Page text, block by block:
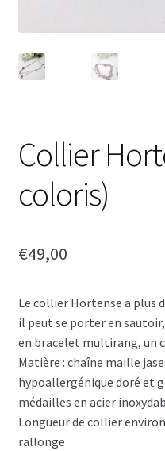
Collier
coloris)
€49,00
Le collier Hortense a plus
il peut se porter en
en bracelet multirang, un
Matière : chaîne maille
hypoallergénique doré et
médailles en acier
Longueur de collier
rallonge